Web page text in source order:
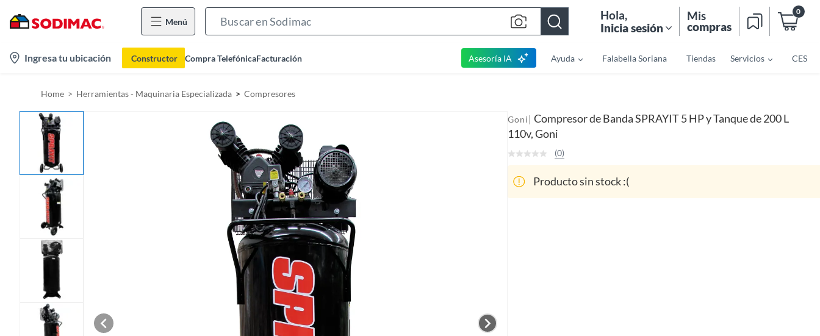
Menú Hola,
Inicia sesión
Mis
compras
0
Ingresa tu ubicación Constructor Compra TelefónicaFacturación Asesoría IA Ayuda Falabella Soriana Tiendas Servicios CES
Home Herramientas - Maquinaria Especializada Compresores
Goni | Compresor de Banda SPRAYIT 5 HP y Tanque de 200 L
110v, Goni
(0)
Producto sin stock :(